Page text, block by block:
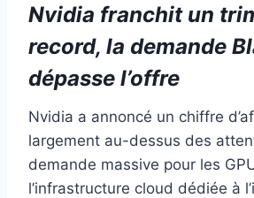
Nvidia franchit un
record, la demande
dépasse l’offre
Nvidia a annoncé un chiffre
largement au-dessus des
demande massive pour les
l’infrastructure cloud dédiée à